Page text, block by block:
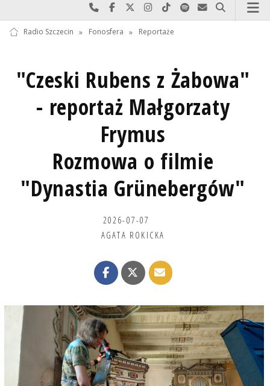
Najlepiej po prostu do nas zadzwoń
Odwiedź nas na Facebook-u
Odwiedź nas na X
Odwiedź nas na Instagram-ie
Odwiedź nas na TikTok-u
Szukaj nas na Spotify
Wyślij do nas
Szukaj
Radio Szczecin » Fonosfera » Reportaże
"Czeski Rubens z Żabowa"
- reportaż Małgorzaty
Frymus
Rozmowa o filmie
"Dynastia Grünebergów"
2026-07-07
AGATA ROKICKA